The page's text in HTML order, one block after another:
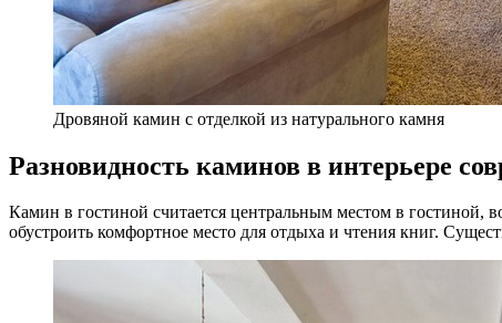
Дровяной камин с отделкой из натурального камня
Разновидность каминов в интерьере
Камин в гостиной считается центральным местом в гостиной,
обустроить комфортное место для отдыха и чтения книг.